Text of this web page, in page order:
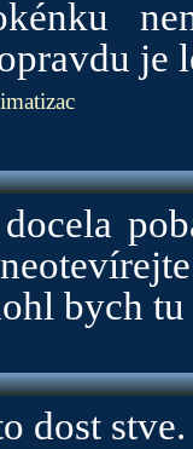
je
bych
dost